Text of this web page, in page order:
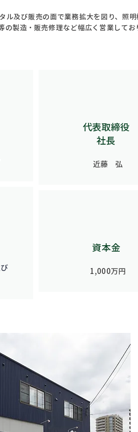
ル及び販売の面で業務拡大を図り、照
の製造・販売修理など幅広く営業してお
代表取締役
​社長
近藤 弘
資本金
1,000万円